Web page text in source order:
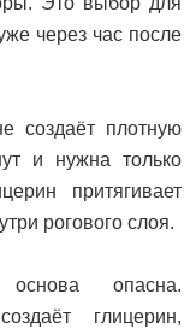
через час после
создаёт плотную
и нужна только
притягивает
рогового слоя.
опасна.
глицерин,